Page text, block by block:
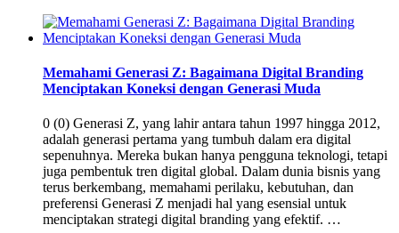
Memahami Generasi Z: Bagaimana Digital Branding
Menciptakan Koneksi dengan Generasi Muda
0 (0) Generasi Z, yang lahir antara tahun 1997 hingga 2012,
adalah generasi pertama yang tumbuh dalam era digital
sepenuhnya. Mereka bukan hanya pengguna teknologi, tetapi
juga pembentuk tren digital global. Dalam dunia bisnis yang
terus berkembang, memahami perilaku, kebutuhan, dan
preferensi Generasi Z menjadi hal yang esensial untuk
menciptakan strategi digital branding yang efektif. …